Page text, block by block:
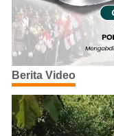
Berita Video